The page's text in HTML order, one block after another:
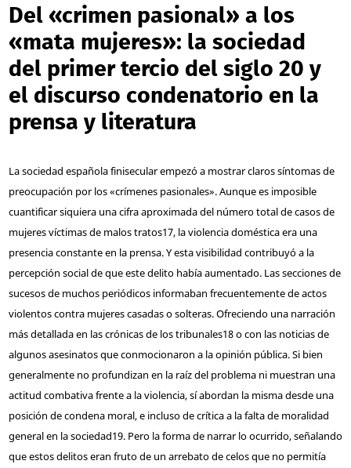
Del «crimen pasional» a los
«mata mujeres»: la sociedad
del primer tercio del siglo 20 y
el discurso condenatorio en la
prensa y literatura
La sociedad española finisecular empezó a mostrar claros síntomas de
preocupación por los «crímenes pasionales». Aunque es imposible
cuantificar siquiera una cifra aproximada del número total de casos de
mujeres víctimas de malos tratos17, la violencia doméstica era una
presencia constante en la prensa. Y esta visibilidad contribuyó a la
percepción social de que este delito había aumentado. Las secciones de
sucesos de muchos periódicos informaban frecuentemente de actos
violentos contra mujeres casadas o solteras. Ofreciendo una narración
más detallada en las crónicas de los tribunales18o con las noticias de
algunos asesinatos que conmocionaron a la opinión pública. Si bien
generalmente no profundizan en la raíz del problema ni muestran una
actitud combativa frente a la violencia, sí abordan la misma desde una
posición de condena moral, e incluso de crítica a la falta de moralidad
general en la sociedad19. Pero la forma de narrar lo ocurrido, señalando
que estos delitos eran fruto de un arrebato de celos que no permitía